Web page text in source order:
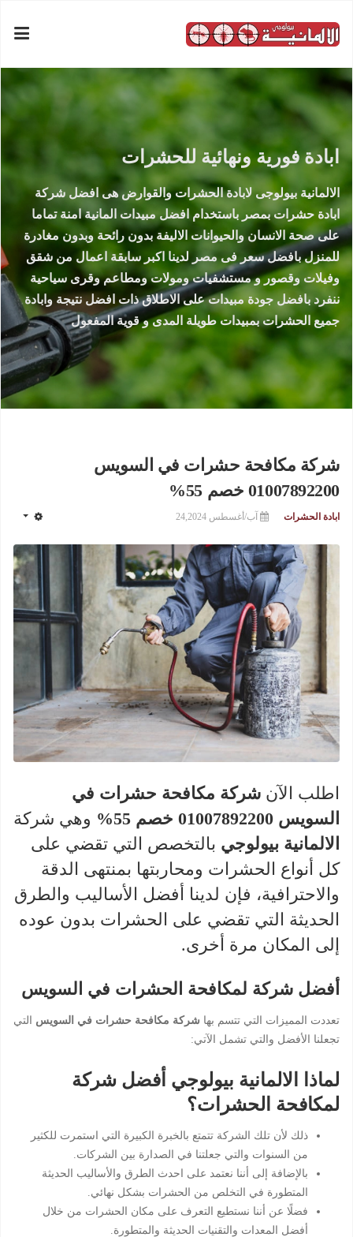
ابادة فورية ونهائية للحشرات
الالمانية بيولوجى لابادة الحشرات والقوارض هى افضل شركة
ابادة حشرات بمصر باستخدام افضل مبيدات المانية امنة تماما
على صحة الانسان والحيوانات الاليفة بدون رائحة وبدون مغادرة
للمنزل بافضل سعر فى مصر لدينا اكبر سابقة اعمال من شقق
وفيلات وقصور و مستشفيات ومولات ومطاعم وقرى سياحية
ننفرد بافضل جودة مبيدات على الاطلاق ذات افضل نتيجة وابادة
جميع الحشرات بمبيدات طويلة المدى و قوية المفعول
شركة مكافحة حشرات في السويس
01007892200 خصم 55%
ابادة الحشرات آب/أغسطس 24,2024
اطلب الآن شركة مكافحة حشرات في
السويس 01007892200 خصم 55%
وهي شركة
الالمانية بيولوجي بالتخصص التي تقضي على
كل أنواع الحشرات ومحاربتها بمنتهى الدقة
والاحترافية، فإن لدينا أفضل الأساليب والطرق
الحديثة التي تقضي على الحشرات بدون عوده
إلى المكان مرة أخرى.
أفضل شركة لمكافحة الحشرات في السويس
تعددت المميزات التي تتسم بها شركة مكافحة حشرات في السويس
التي
تجعلنا الأفضل والتي تشمل الآتي:
لماذا الالمانية بيولوجي أفضل شركة
لمكافحة الحشرات؟
ذلك لأن تلك الشركة تتمتع بالخبرة الكبيرة التي استمرت للكثير
من السنوات والتي جعلتنا في الصدارة بين الشركات.
بالإضافة إلى أننا نعتمد على احدث الطرق والأساليب الحديثة
المتطورة في التخلص من الحشرات بشكل نهائي.
فضلًا عن أننا نستطيع التعرف على مكان الحشرات من خلال
أفضل المعدات والتقنيات الحديثة والمتطورة.